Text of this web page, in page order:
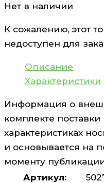
Нет в наличии
К сожалению, этот
недоступен для
Описание
Характеристики
Информация о
комплекте поставки
характеристиках
и основывается на
моменту
Артикул: